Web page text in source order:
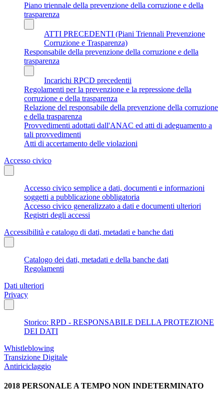
Piano triennale della prevenzione della corruzione e della
trasparenza
ATTI PRECEDENTI (Piani Triennali Prevenzione
Corruzione e Trasparenza)
Responsabile della prevenzione della corruzione e della
trasparenza
Incarichi RPCD precedentii
Regolamenti per la prevenzione e la repressione della
corruzione e della trasparenza
Relazione del responsabile della prevenzione della corruzione
e della trasparenza
Provvedimenti adottati dall'ANAC ed atti di adeguamento a
tali provvedimenti
Atti di accertamento delle violazioni
Accesso civico
Accesso civico semplice a dati, documenti e informazioni
soggetti a pubblicazione obbligatoria
Accesso civico generalizzato a dati e documenti ulteriori
Registri degli accessi
Accessibilità e catalogo di dati, metadati e banche dati
Catalogo dei dati, metadati e della banche dati
Regolamenti
Dati ulteriori
Privacy
Storico: RPD - RESPONSABILE DELLA PROTEZIONE
DEI DATI
Whistleblowing
Transizione Digitale
Antiriciclaggio
2018 PERSONALE A TEMPO NON INDETERMINATO